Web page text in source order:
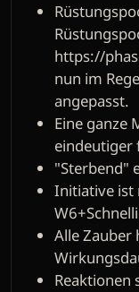
https://
nun im
angepasst.
Eine ganze
"Sterbend"
Initiative ist
Alle Zauber
Reaktionen